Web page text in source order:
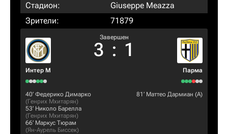
Стадион:
Giuseppe Meazza
Зрители:
71879
Интер М
Завершен
3 : 1
Парма
40‎’‎ Федерико Димарко
(Генрих Мхитарян)
53‎’‎ Николо Барелла
(Генрих Мхитарян)
66‎’‎ Маркус Тюрам
(Ян-Аурель Биссек)
81‎’‎ Маттео Дармиан (А)